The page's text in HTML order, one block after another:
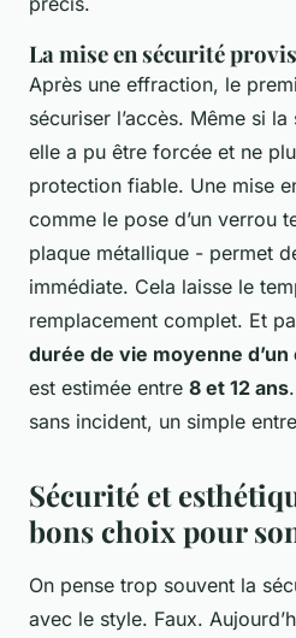
La mise en sécurité
Après une effraction, le
sécuriser l’accès. Même si
elle a pu être forcée et ne
protection fiable. Une mise
comme le pose d’un verrou
plaque métallique - permet
immédiate. Cela laisse le
remplacement complet. Et
durée de vie moyenne
est estimée entre 8 et 12 ans
sans incident, un simple
Sécurité et
bons choix pour
On pense trop souvent la
avec le style. Faux.